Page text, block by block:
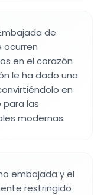
de
ocurren
en el corazón
le ha dado una
en
las
modernas.
embajada y el
restringido